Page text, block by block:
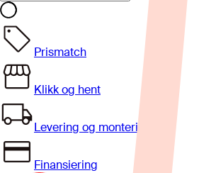
Prismatch
Klikk og hent
Levering og montering
Finansiering